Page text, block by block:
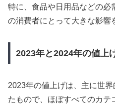
特に、食品や日用品などの必
の消費者にとって大きな影響
2023年と2024年の値上
2023年の値上げは、主に世
たもので、ほぼすべてのカテ